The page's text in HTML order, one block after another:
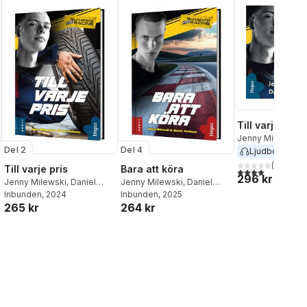
Del 2
Till varje pris
Jenny Milewski, Daniel
Hultman
Inbunden, 2024
265 kr
Del 4
Bara att köra
Jenny Milewski, Daniel
Hultman
Inbunden, 2025
264 kr
Till varje pris
Jenny Milewski
Hultman
Ljudbok
4,0utav 5(
296 kr